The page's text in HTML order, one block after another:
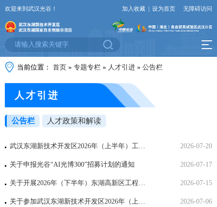
欢迎来到武汉光谷！ 加入收藏 设为首页 无障碍访问
当前位置： 首页 » 专题专栏 » 人才引进 » 公告栏
人才引进
公告栏 人才政策和解读
武汉东湖新技术开发区2026年（上半年）工程系列高、中级职称评审结果公示 2026-07-20
关于申报光谷“AI光博300”招募计划的通知 2026-07-17
关于开展2026年（下半年）东湖高新区工程系列高、中级职称及档案专业初级职称水平能力测试工作的通知 2026-07-15
关于参加武汉东湖新技术开发区2026年（上半年）工程技术职称评审人员的评前公示 2026-07-06